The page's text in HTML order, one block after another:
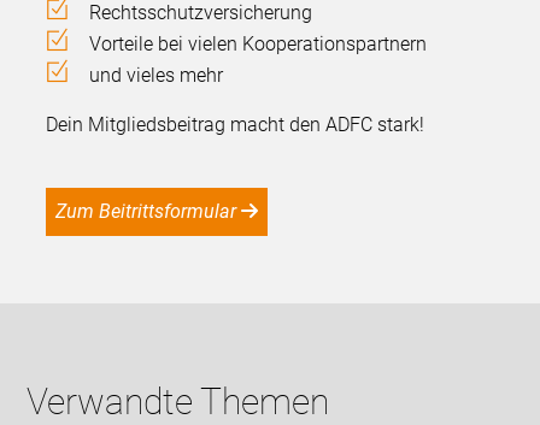
Rechtsschutzversicherung
Vorteile bei vielen Kooperationspartnern
und vieles mehr
Dein Mitgliedsbeitrag macht den ADFC stark!
Zum Beitrittsformular
Verwandte Themen